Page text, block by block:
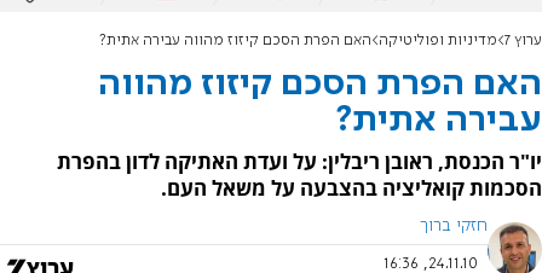
ערוץ 7 מדיניות ופוליטיקה האם הפרת הסכם קיזוז מהווה עבירה אתית?
האם הפרת הסכם קיזוז מהווה
עבירה אתית?
יו"ר הכנסת, ראובן ריבלין: על ועדת האתיקה לדון בהפרת
הסכמות קואליציה בהצבעה על משאל העם.
חזקי ברוך
24.11.10, 16:36